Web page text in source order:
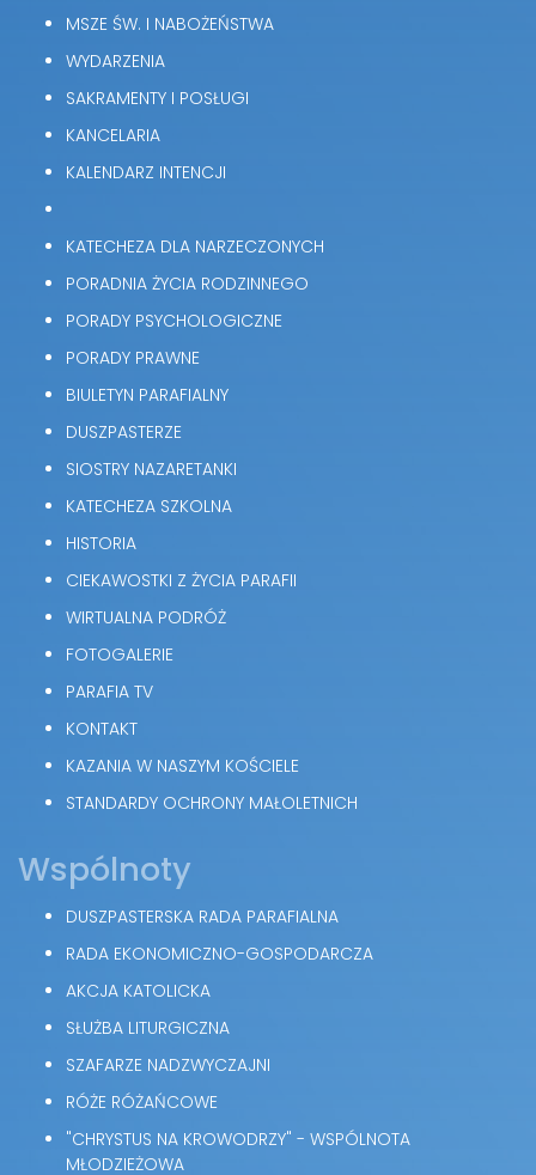
MSZE ŚW. I NABOŻEŃSTWA
WYDARZENIA
SAKRAMENTY I POSŁUGI
KANCELARIA
KALENDARZ INTENCJI
KATECHEZA DLA NARZECZONYCH
PORADNIA ŻYCIA RODZINNEGO
PORADY PSYCHOLOGICZNE
PORADY PRAWNE
BIULETYN PARAFIALNY
DUSZPASTERZE
SIOSTRY NAZARETANKI
KATECHEZA SZKOLNA
HISTORIA
CIEKAWOSTKI Z ŻYCIA PARAFII
WIRTUALNA PODRÓŻ
FOTOGALERIE
PARAFIA TV
KONTAKT
KAZANIA W NASZYM KOŚCIELE
STANDARDY OCHRONY MAŁOLETNICH
Wspólnoty
DUSZPASTERSKA RADA PARAFIALNA
RADA EKONOMICZNO-GOSPODARCZA
AKCJA KATOLICKA
SŁUŻBA LITURGICZNA
SZAFARZE NADZWYCZAJNI
RÓŻE RÓŻAŃCOWE
"CHRYSTUS NA KROWODRZY" - WSPÓLNOTA
MŁODZIEŻOWA